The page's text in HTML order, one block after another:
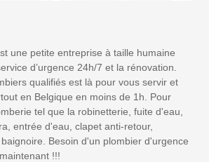
une petite entreprise à taille humaine
d’urgence 24h/7 et la rénovation.
qualifiés est là pour vous servir et
en Belgique en moins de 1h. Pour
tel que la robinetterie, fuite d'eau,
entrée d'eau, clapet anti-retour,
Besoin d'un plombier d'urgence
!!!